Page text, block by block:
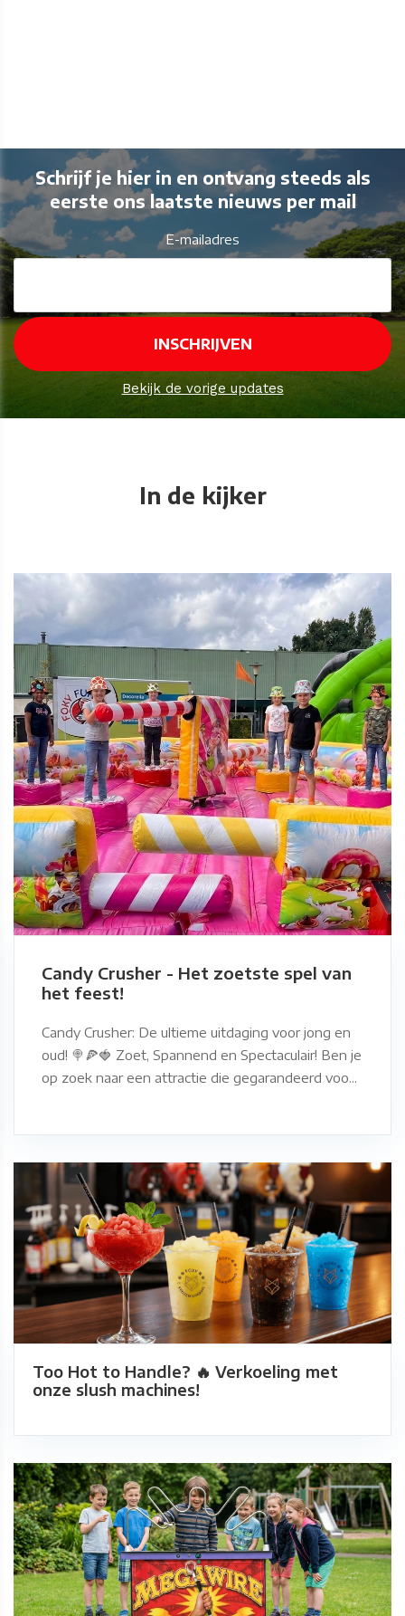
Schrijf je hier in en ontvang steeds als
eerste ons laatste nieuws per mail
E-mailadres
Bekijk de vorige updates
In de kijker
Candy Crusher - Het zoetste spel van
het feest!
Candy Crusher: De ultieme uitdaging voor jong en
oud! 🍭🍕🍓 Zoet, Spannend en Spectaculair! Ben je
op zoek naar een attractie die gegarandeerd voo...
Too Hot to Handle? 🔥 Verkoeling met
onze slush machines!